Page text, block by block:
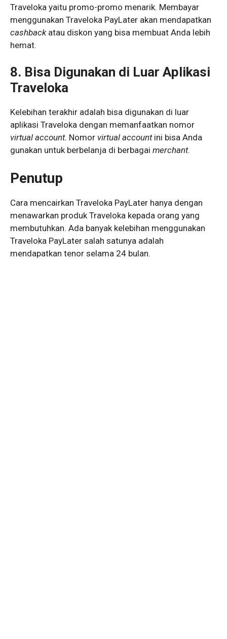
Traveloka yaitu promo-promo menarik. Membayar
menggunakan Traveloka PayLater akan mendapatkan
cashbackatau diskon yang bisa membuat Anda lebih
hemat.
8. Bisa Digunakan di Luar Aplikasi
Traveloka
Kelebihan terakhir adalah bisa digunakan di luar
aplikasi Traveloka dengan memanfaatkan nomor
virtual account. Nomor virtual accountini bisa Anda
gunakan untuk berbelanja di berbagai merchant.
Penutup
Cara mencairkan Traveloka PayLater hanya dengan
menawarkan produk Traveloka kepada orang yang
membutuhkan. Ada banyak kelebihan menggunakan
Traveloka PayLater salah satunya adalah
mendapatkan tenor selama 24 bulan.